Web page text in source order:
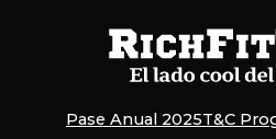
Pase Anual 2025T&C